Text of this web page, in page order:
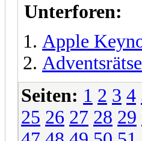
Unterforen:
Apple
Seiten: 1 2 3 4
25 26 27 28 29